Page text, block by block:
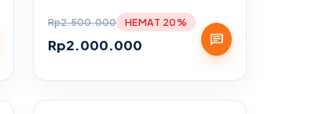
Rp2.500.000
Rp2.000.000
HEMAT 20%
chat